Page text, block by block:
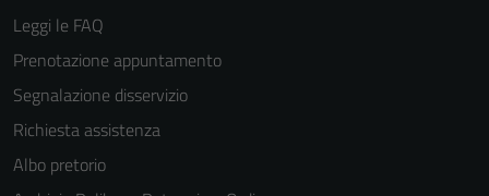
Leggi le FAQ
Prenotazione appuntamento
Segnalazione disservizio
Richiesta assistenza
Albo pretorio